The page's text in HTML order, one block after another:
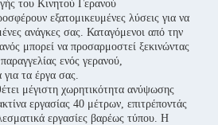
του Κινητού Γερανού
εξατομικευμένες λύσεις για να
ανάγκες σας. Καταγόμενοι από την
μπορεί να προσαρμοστεί ξεκινώντας
ενός γερανού,
για τα έργα σας.
μέγιστη χωρητικότητα ανύψωσης
εργασίας 40 μέτρων, επιτρέποντάς
εργασίες βαρέως τύπου. Η